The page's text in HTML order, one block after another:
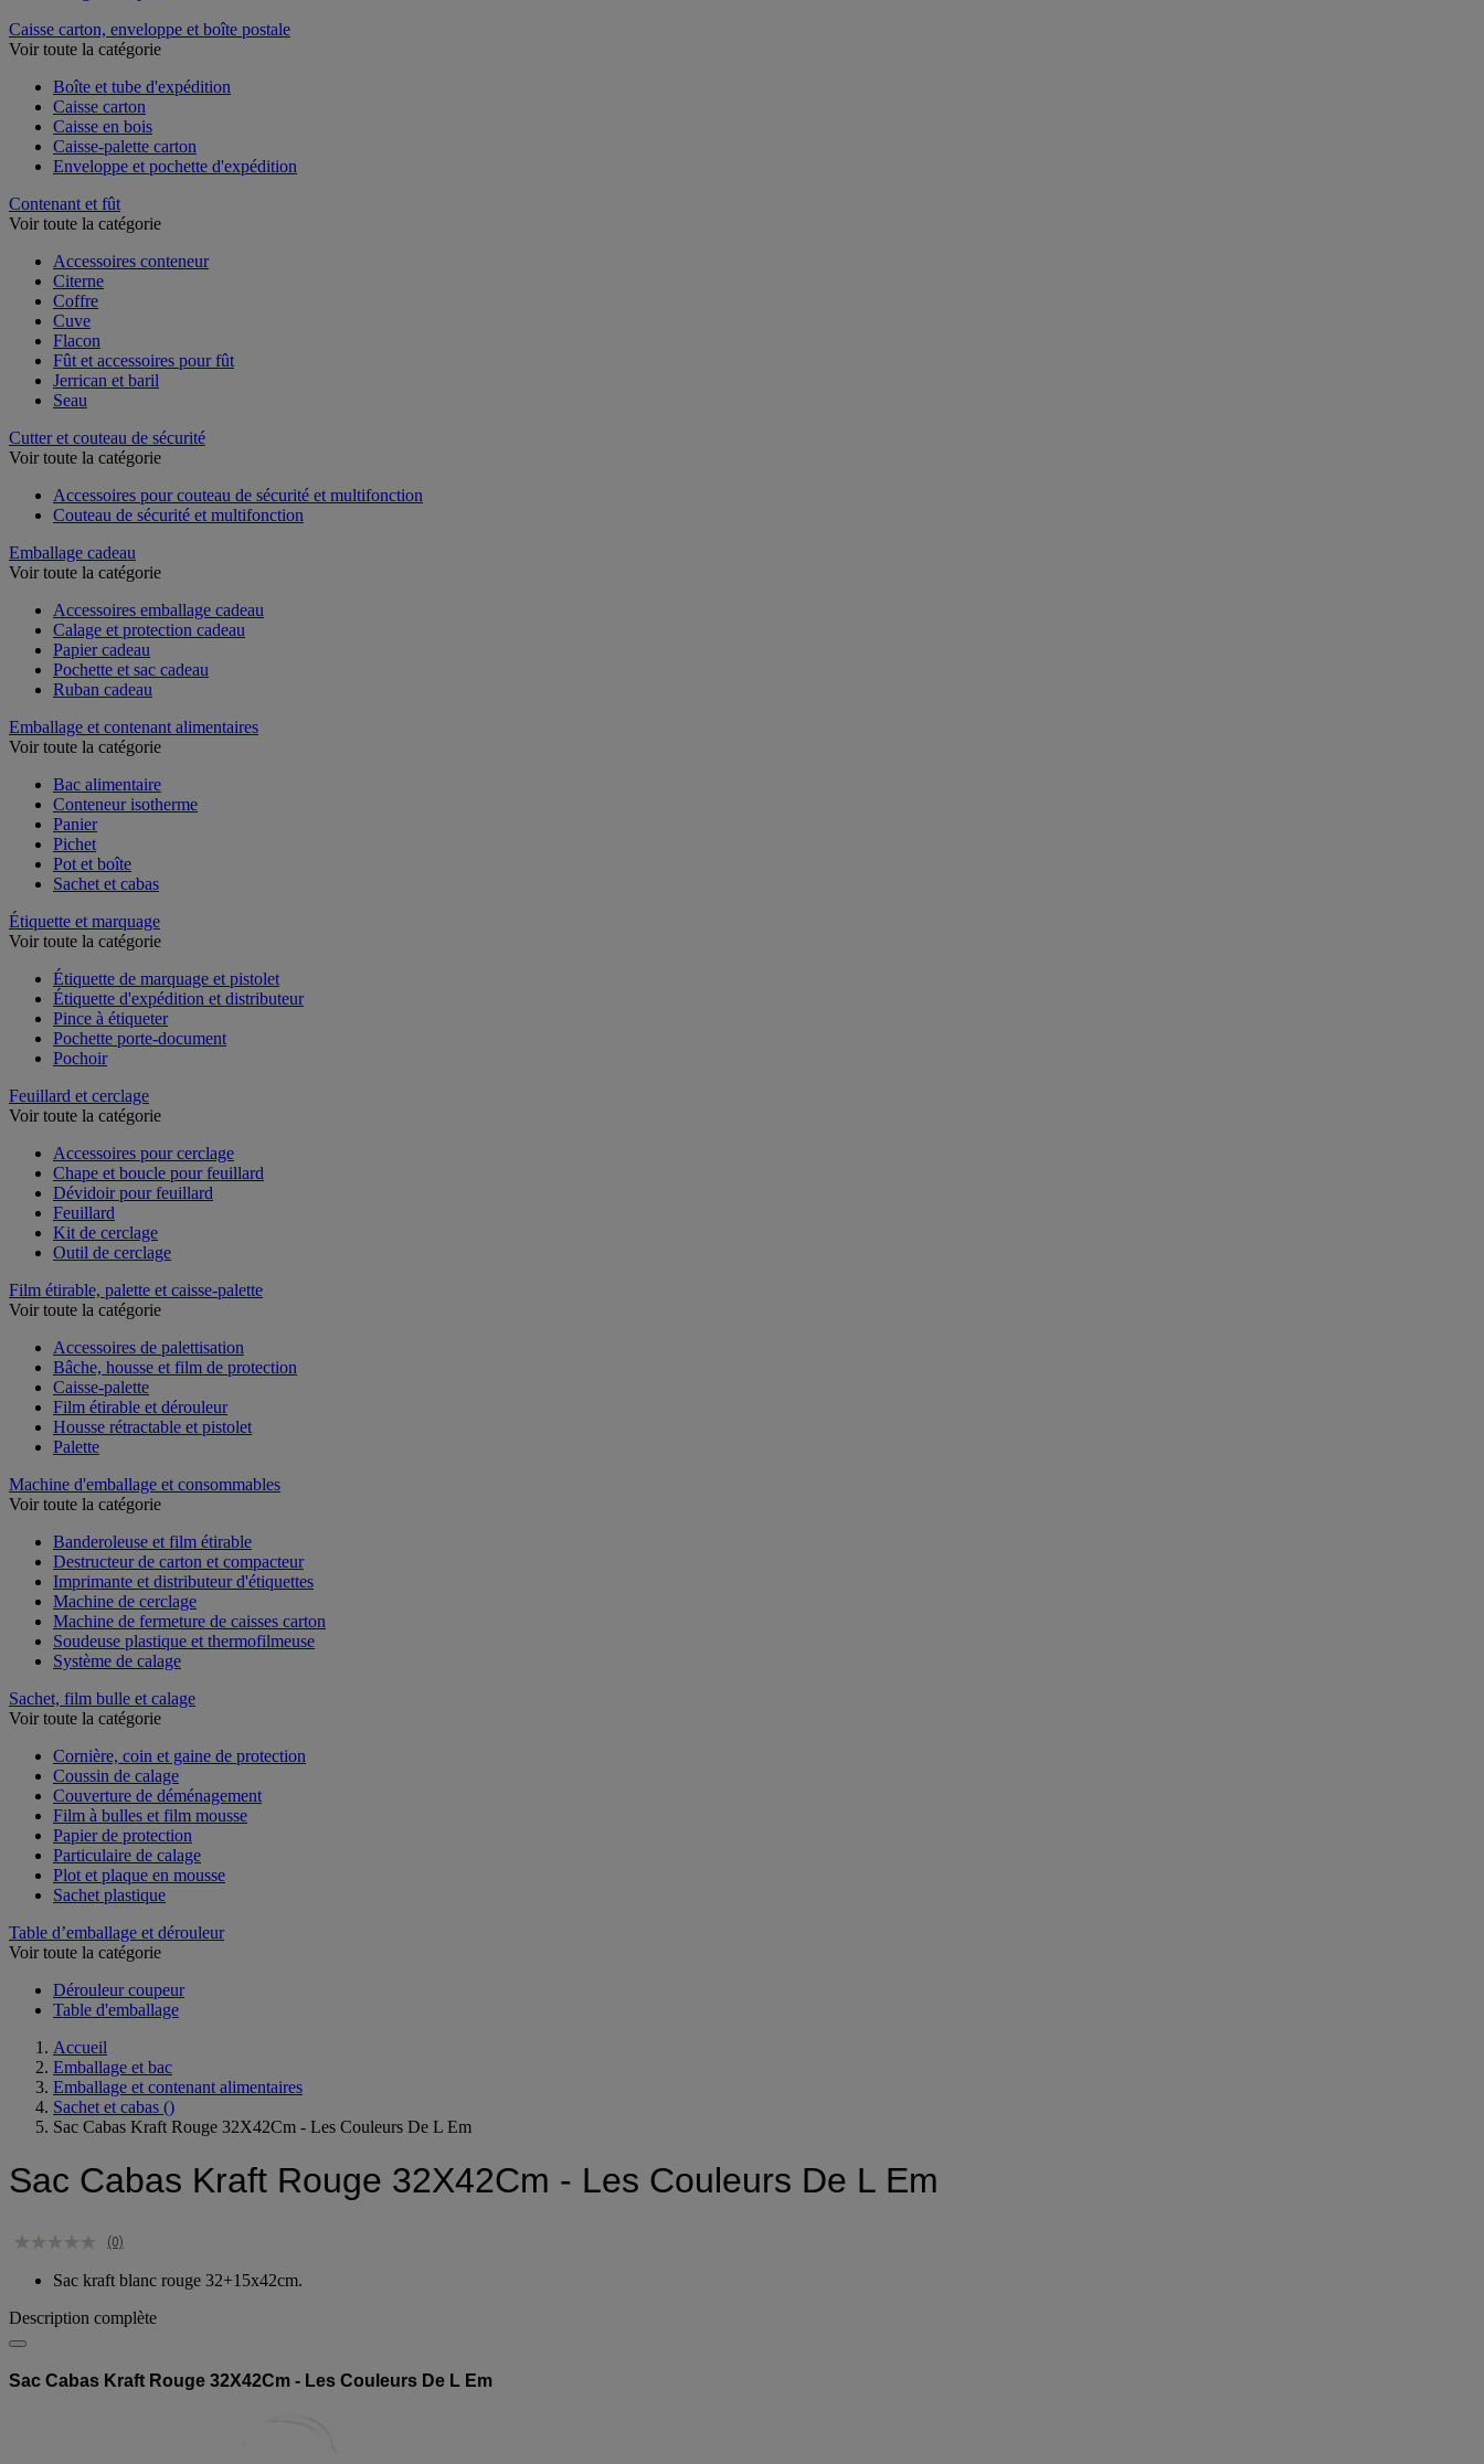
Caisse carton, enveloppe et boîte postale
Boîte et tube d'expédition
Caisse carton
Caisse en bois
Caisse-palette carton
Contenant et fût
Accessoires conteneur
Citerne
Coffre
Cuve
Flacon
Fût et accessoires pour fût
Jerrican et baril
Cutter et couteau de sécurité
Accessoires pour couteau de sécurité et multifonction
Emballage cadeau
Accessoires emballage cadeau
Calage et protection cadeau
Papier cadeau
Pochette et sac cadeau
Emballage et contenant alimentaires
Bac alimentaire
Conteneur isotherme
Panier
Pichet
Pot et boîte
Étiquette et marquage
Étiquette de marquage et pistolet
Étiquette d'expédition et distributeur
Pince à étiqueter
Pochette porte-document
Feuillard et cerclage
Accessoires pour cerclage
Chape et boucle pour feuillard
Dévidoir pour feuillard
Feuillard
Kit de cerclage
Film étirable, palette et caisse-palette
Accessoires de palettisation
Bâche, housse et film de protection
Caisse-palette
Film étirable et dérouleur
Housse rétractable et pistolet
Machine d'emballage et consommables
Banderoleuse et film étirable
Destructeur de carton et compacteur
Imprimante et distributeur d'étiquettes
Machine de cerclage
Machine de fermeture de caisses carton
Soudeuse plastique et thermofilmeuse
Sachet, film bulle et calage
Cornière, coin et gaine de protection
Coussin de calage
Couverture de déménagement
Film à bulles et film mousse
Papier de protection
Particulaire de calage
Plot et plaque en mousse
Table d’emballage et dérouleur
Dérouleur coupeur
Accueil
Emballage et bac
Emballage et contenant alimentaires
Sachet et cabas ()
Sac Cabas Kraft Rouge 32X42Cm - Les Couleurs De L Em